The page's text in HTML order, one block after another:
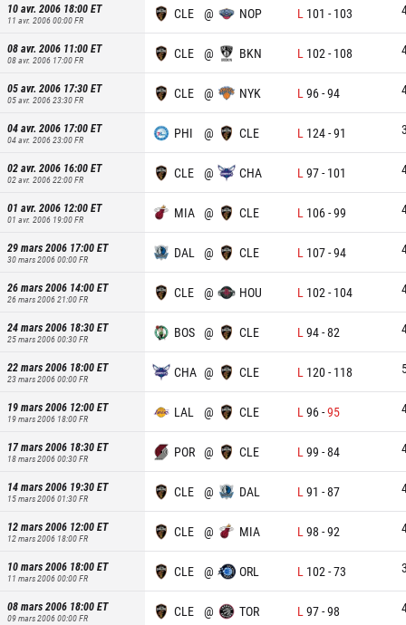
10 avr. 2006 18:00ET
11 avr. 2006 00:00FR CLE @ NOP L 101 - 103
08 avr. 2006 11:00ET
08 avr. 2006 17:00FR CLE @ BKN L 102 - 108
05 avr. 2006 17:30ET
05 avr. 2006 23:30FR CLE @ NYK L 96-94
04 avr. 2006 17:00ET
04 avr. 2006 23:00FR PHI @ CLE L 124-91
02 avr. 2006 16:00ET
02 avr. 2006 22:00FR CLE @ CHA L 97- 101
01 avr. 2006 12:00ET
01 avr. 2006 19:00FR MIA @ CLE L 106-99
29 mars 2006 17:00ET
30 mars 2006 00:00FR DAL @ CLE L 107-94
26 mars 2006 14:00ET
26 mars 2006 21:00FR CLE @ HOU L 102 - 104
24 mars 2006 18:30ET
25 mars 2006 00:30FR BOS @ CLE L 94-82
22 mars 2006 18:00ET
23 mars 2006 00:00FR CHA @ CLE L 120- 118
19 mars 2006 12:00ET
19 mars 2006 18:00FR LAL @ CLE L 96-95
17 mars 2006 18:30ET
18 mars 2006 00:30FR POR @ CLE L 99 -84
14 mars 2006 19:30ET
15 mars 2006 01:30FR CLE @ DAL L 91 -87
12 mars 2006 12:00ET
12 mars 2006 18:00FR CLE @ MIA L 98 -92
10 mars 2006 18:00ET
11 mars 2006 00:00FR CLE @ ORL L 102 -73
08 mars 2006 18:00ET
09 mars 2006 00:00FR CLE @ TOR L 97-98